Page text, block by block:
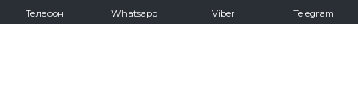
vkontakte
Телефон Whatsapp Viber Telegram